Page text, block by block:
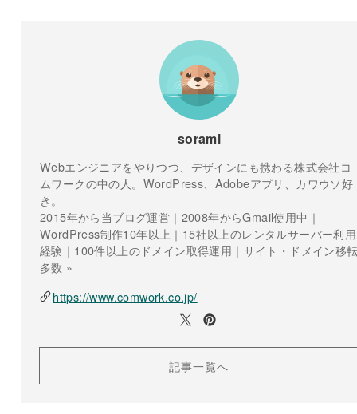
sorami
Webエンジニアをやりつつ、デザインにも携わる株式会社コ
ムワークの中の人。WordPress、Adobeアプリ、カワウソ好
き。
2015年から当ブログ運営｜2008年からGmail使用中｜
WordPress制作10年以上｜15社以上のレンタルサーバー利用
経験｜100件以上のドメイン取得運用｜サイト・ドメイン移
多数 »
https://www.comwork.co.jp/
記事一覧へ